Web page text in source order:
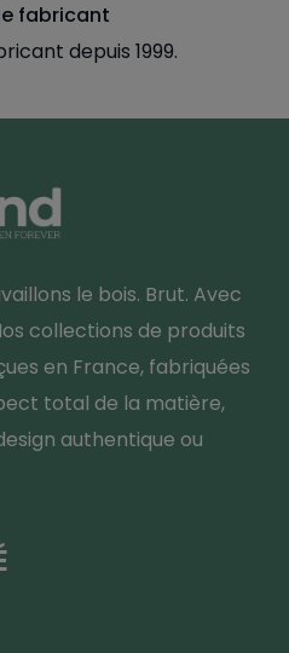
fabricant
depuis 1999.
le bois. Brut. Avec
collections de produits
en France, fabriquées
total de la matière,
authentique ou